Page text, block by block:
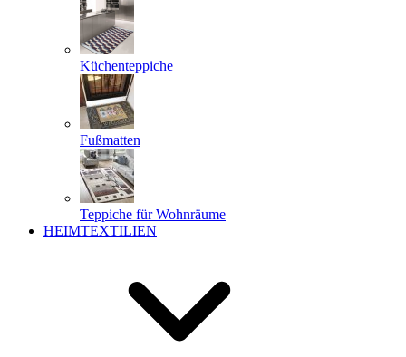
Küchenteppiche
Fußmatten
Teppiche für Wohnräume
HEIMTEXTILIEN